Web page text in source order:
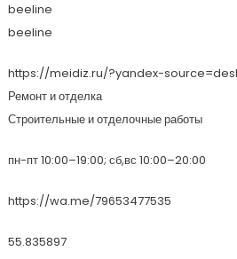
beeline
beeline
https://meidiz.ru/?yandex-
Ремонт и отделка
Строительные и отделочные работы
пн-пт 10:00–19:00; сб,вс 10:00–20:00
https://wa.me/79653477535
55.835897